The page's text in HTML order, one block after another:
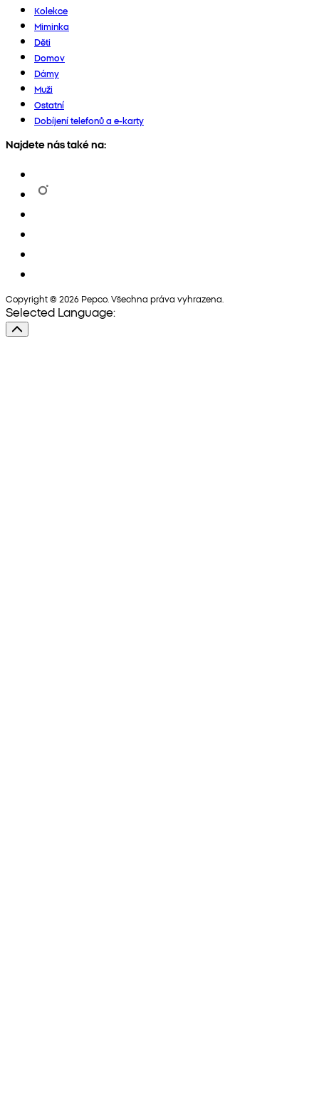
Kolekce
Miminka
Děti
Domov
Dámy
Muži
Ostatní
Dobíjení telefonů a e-karty
Najdete nás také na:
Copyright © 2026 Pepco. Všechna práva vyhrazena.
Selected Language: